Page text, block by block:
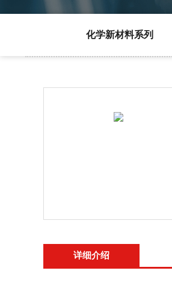
化学新材料系列
详细介绍